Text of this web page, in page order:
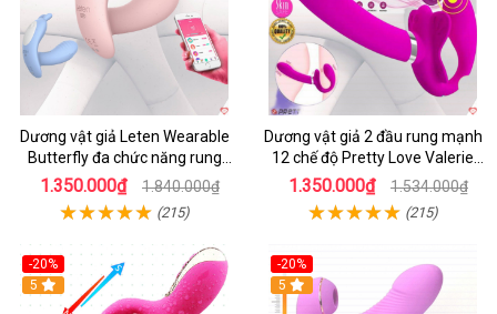
Dương vật giả Leten Wearable
Butterfly đa chức năng rung
mạnh điều khiển app bluetooth
1.350.000₫ 1.840.000₫
(215)
Dương vật giả 2 đầu rung mạnh
12 chế độ Pretty Love Valerie
mua ngay
1.350.000₫ 1.534.000₫
(215)
-20%
5
-20%
5